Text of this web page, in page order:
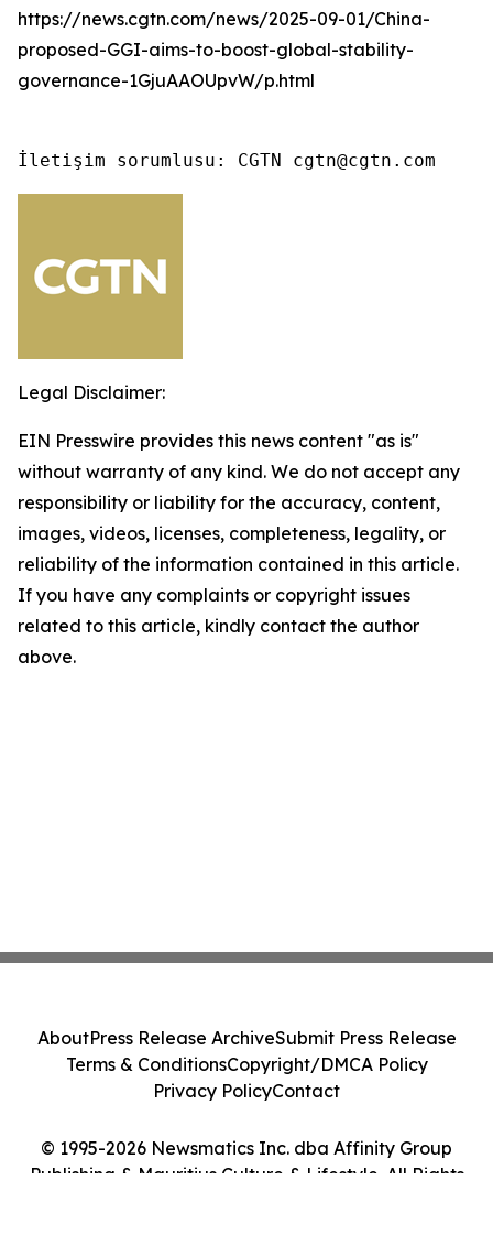
https://news.cgtn.com/news/2025-09-01/China-
proposed-GGI-aims-to-boost-global-stability-
governance-1GjuAAOUpvW/p.html
İletişim sorumlusu: CGTN cgtn@cgtn.com
Legal Disclaimer:
EIN Presswire provides this news content "as is"
without warranty of any kind. We do not accept any
responsibility or liability for the accuracy, content,
images, videos, licenses, completeness, legality, or
reliability of the information contained in this article.
If you have any complaints or copyright issues
related to this article, kindly contact the author
above.
© 1995-2026 Newsmatics Inc. dba Affinity Group
Publishing & Mauritius Culture & Lifestyle. All Rights
AboutPress Release ArchiveSubmit Press Release
Terms & ConditionsCopyright/DMCA Policy
Privacy PolicyContact